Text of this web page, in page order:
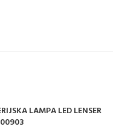
LAMPA LED LENSER